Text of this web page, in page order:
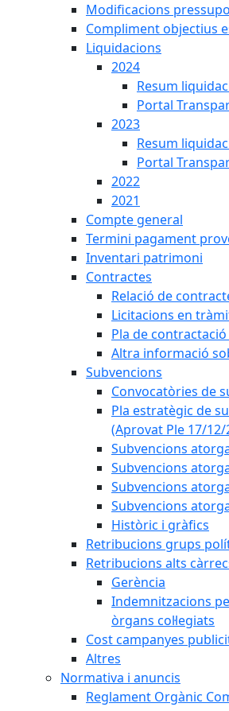
Modificacions
Compliment objectius
Liquidacions
2024
Resum
Portal
2023
Resum
Portal
2022
2021
Compte general
Termini pagament
Inventari patrimoni
Contractes
Relació de
Licitacions en
Pla de
Altra informació
Subvencions
Convocatòries de
Pla estratègic de
(Aprovat Ple 17/12/
Subvencions
Subvencions
Subvencions
Subvencions
Històric i gràfics
Retribucions grups
Retribucions alts
Gerència
Indemnitzacions
òrgans col·legiats
Cost campanyes
Altres
Normativa i anuncis
Reglament Orgànic